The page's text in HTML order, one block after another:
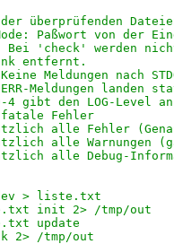
überprüfenden
Paßwort von der
'check' werden nicht
entfernt.
Meldungen nach
Meldungen landen
gibt den LOG-Level
Fehler
alle Fehler
alle Warnungen
alle Debug-
> liste.txt
init 2> /tmp/out
update
2> /tmp/out